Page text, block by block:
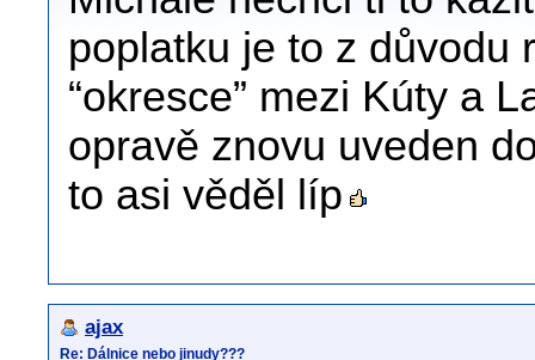
poplatku je to z důvodu
“okresce” mezi Kúty a
opravě znovu uveden
to asi věděl líp
ajax
Re: Dálnice nebo jinudy???